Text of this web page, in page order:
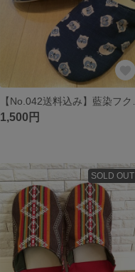
1,500円
SOLD OUT